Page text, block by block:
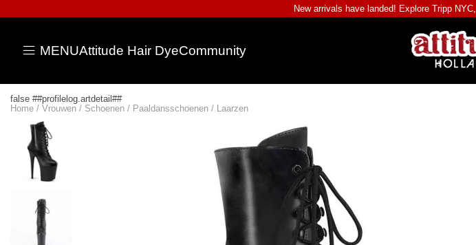
New arrivals have landed! Explore Tripp NYC,
MENUAttitude Hair DyeCommunity
false ##profilelog.artdetail##
Home / Vrouwen / Schoenen / Paaldansschoenen / Laarzen